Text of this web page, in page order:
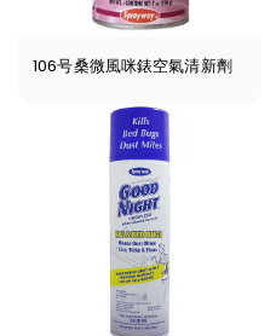
106号桑微風咪錶空氣清新劑